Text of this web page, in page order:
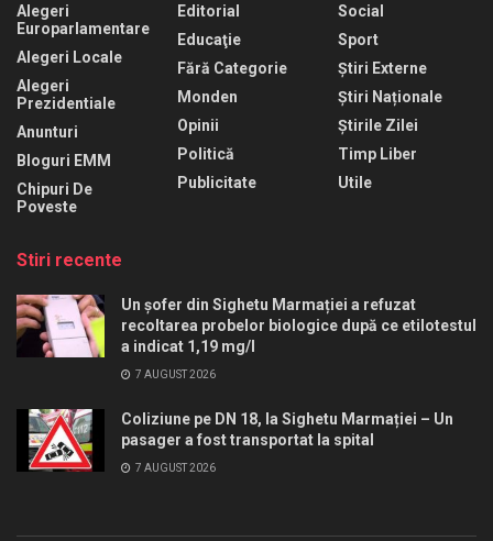
Alegeri
Europarlamentare
Alegeri Locale
Alegeri
Prezidentiale
Anunturi
Bloguri EMM
Chipuri De
Poveste
Editorial
Educaţie
Fără Categorie
Monden
Opinii
Politică
Publicitate
Social
Sport
Știri Externe
Știri Naționale
Știrile Zilei
Timp Liber
Utile
Stiri recente
Un șofer din Sighetu Marmației a refuzat
recoltarea probelor biologice după ce etilotestul
a indicat 1,19 mg/l
7 AUGUST 2026
Coliziune pe DN 18, la Sighetu Marmației – Un
pasager a fost transportat la spital
7 AUGUST 2026